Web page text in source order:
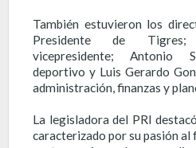
También estuvieron los
Presidente de Tigres;
vicepresidente; Antonio
deportivo y Luis Gerardo
administración, finanzas y
La legisladora del PRI
caracterizado por su pasión al